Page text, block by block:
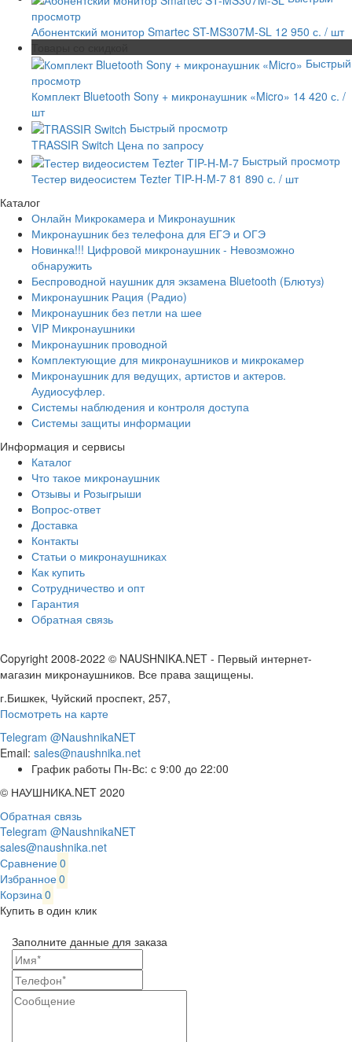
просмотр
Абонентский монитор Smartec ST-MS307M-SL 12 950 с. / шт
Быстрый
просмотр
Комплект Bluetooth Sony + микронаушник «Micro» 14 420 с. /
шт
Быстрый просмотр
TRASSIR Switch Цена по запросу
Быстрый просмотр
Тестер видеосистем Tezter TIP-H-M-7 81 890 с. / шт
Каталог
Онлайн Микрокамера и Микронаушник
Микронаушник без телефона для ЕГЭ и ОГЭ
Новинка!!! Цифровой микронаушник - Невозможно
обнаружить
Беспроводной наушник для экзамена Bluetooth (Блютуз)
Микронаушник Рация (Радио)
Микронаушник без петли на шее
VIP Микронаушники
Микронаушник проводной
Комплектующие для микронаушников и микрокамер
Микронаушник для ведущих, артистов и актеров.
Аудиосуфлер.
Системы наблюдения и контроля доступа
Системы защиты информации
Информация и сервисы
Каталог
Что такое микронаушник
Отзывы и Розыгрыши
Вопрос-ответ
Доставка
Контакты
Статьи о микронаушниках
Как купить
Сотрудничество и опт
Гарантия
Обратная связь
Copyright 2008-2022 © NAUSHNIKA.NET - Первый интернет-
магазин микронаушников. Все права защищены.
г.Бишкек, Чуйский проспект, 257,
Посмотреть на карте
Telegram @NaushnikaNET
Email: sales@naushnika.net
График работы Пн-Вс: с 9:00 до 22:00
© НАУШНИКА.NET 2020
Обратная связь
Telegram @NaushnikaNET
sales@naushnika.net
Сравнение0
Избранное0
Корзина 0
Купить в один клик
Заполните данные для заказа